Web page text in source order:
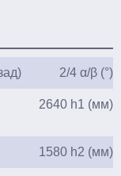
2/4 α/β (°)
2640 h1 (мм)
1580 h2 (мм)